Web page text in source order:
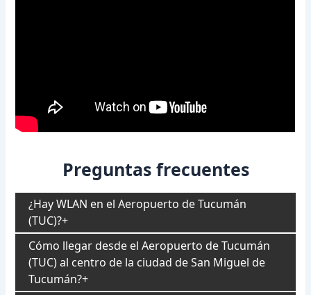
Preguntas frecuentes
¿Hay WLAN en el Aeropuerto de Tucumán
(TUC)?
Cómo llegar desde el Aeropuerto de Tucumán
(TUC) al centro de la ciudad de San Miguel de
Tucumán?